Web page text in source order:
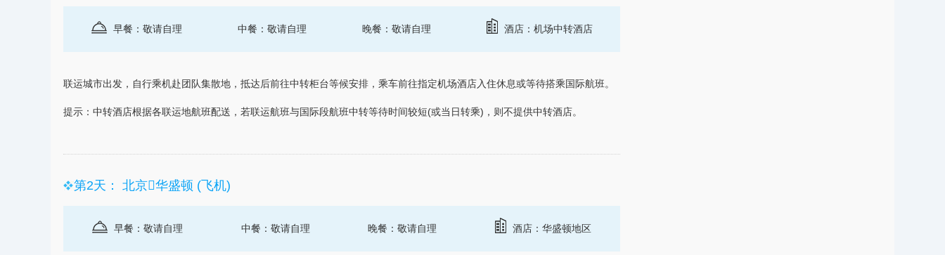
早餐：敬请自理 中餐：敬请自理 晚餐：敬请自理 酒店：机场中转酒店
联运城市出发，自行乘机赴团队集散地，抵达后前往中转柜台等候安排，乘车前往指定机场酒店入住休息或等待搭乘国际航班。
提示：中转酒店根据各联运地航班配送，若联运航班与国际段航班中转等待时间较短(或当日转乘)，则不提供中转酒店。
第2天： 北京华盛顿 (飞机)
早餐：敬请自理 中餐：敬请自理 晚餐：敬请自理 酒店：华盛顿地区